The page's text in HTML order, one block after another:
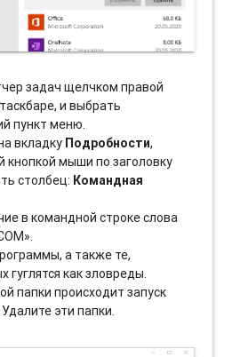
задач щелчком правой
и выбрать
пункт меню.
вкладку Подробности,
кнопкой мыши по заголовку
столбец: Командная
в командной строке слова
а также те,
гуглятся как зловреды.
папки происходит запуск
эти папки.